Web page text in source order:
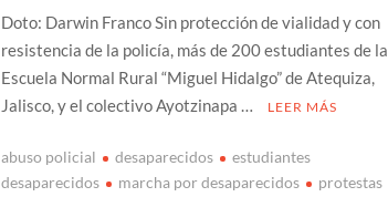
Doto: Darwin Franco Sin protección de vialidad y con
resistencia de la policía, más de 200 estudiantes de la
Escuela Normal Rural “Miguel Hidalgo” de Atequiza,
Jalisco, y el colectivo Ayotzinapa …
LEER MÁS
abuso policial desaparecidos
estudiantes
desaparecidos
marcha por desaparecidos
protestas